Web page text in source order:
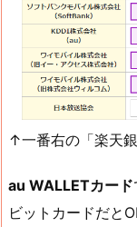
↑一番右の「楽天
au WALLETカード
ビットカードだと